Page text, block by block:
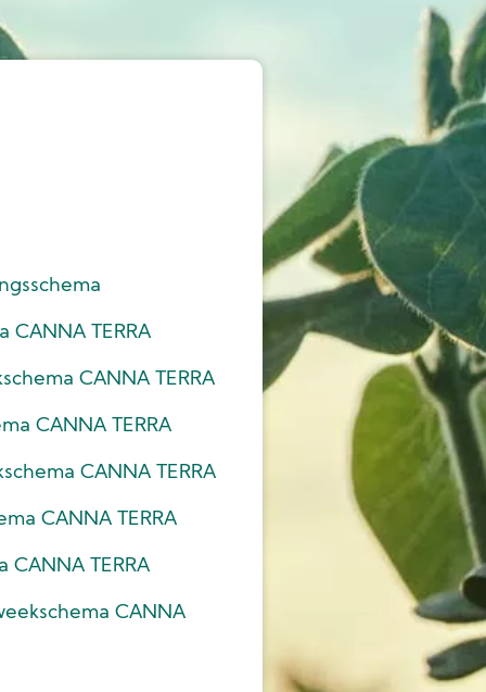
CANNA TERRA
CANNA TERRA
CANNA TERRA
CANNA TERRA
CANNA TERRA
CANNA TERRA
CANNA